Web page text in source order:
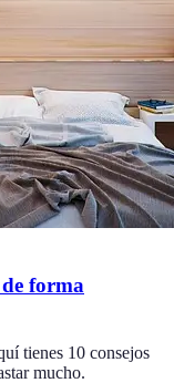
forma
tienes 10 consejos
mucho.